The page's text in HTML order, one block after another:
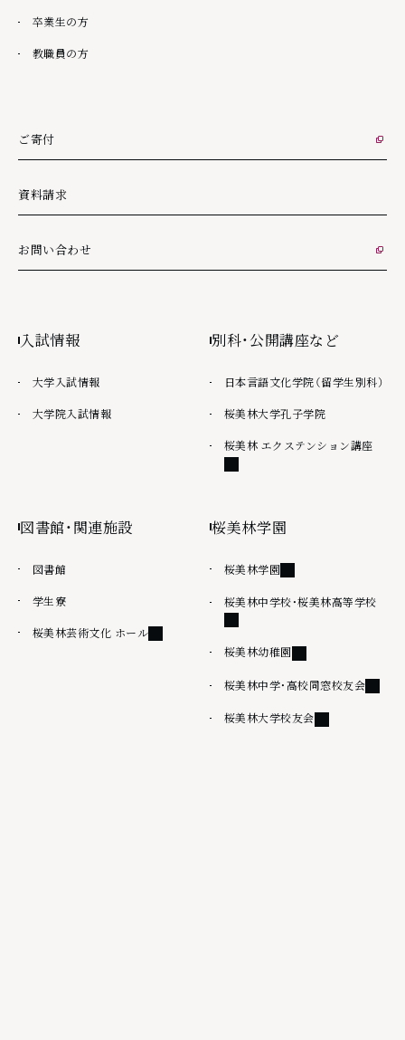
卒業生の方
教職員の方
ご寄付
外部リンク
資料請求
お問い合わせ
外部リンク
入試情報
大学入試情報
大学院入試情報
別科・公開講座など
日本言語文化学院（留学生別科）
桜美林大学孔子学院
桜美林 エクステンション講座外部
図書館・関連施設
図書館
学生寮
桜美林芸術文化 ホール外部リンク
桜美林学園
桜美林学園外部リンク
桜美林中学校・桜美林高等学校外部
桜美林幼稚園外部リンク
桜美林中学・高校同窓校友会外部リ
桜美林大学校友会外部リンク